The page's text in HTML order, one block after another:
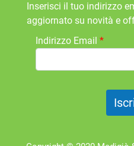
Inserisci il tuo indirizzo
aggiornato su novità e
Indirizzo Email *